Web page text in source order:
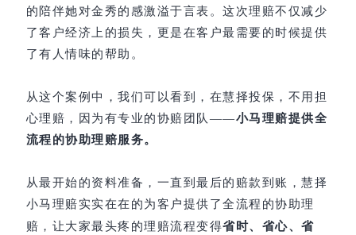
的陪伴她对金秀的感激溢于言表。这次理赔不仅减少
了客户经济上的损失，更是在客户最需要的时候提供
了有人情味的帮助。
从这个案例中，我们可以看到，在慧择投保，不用担
心理赔，因为有专业的协赔团队——小马理赔提供全
流程的协助理赔服务。
从最开始的资料准备，一直到最后的赔款到账，慧择
小马理赔实实在在的为客户提供了全流程的协助理
赔， 让大家最头疼的理赔流程变得省时、省心、省